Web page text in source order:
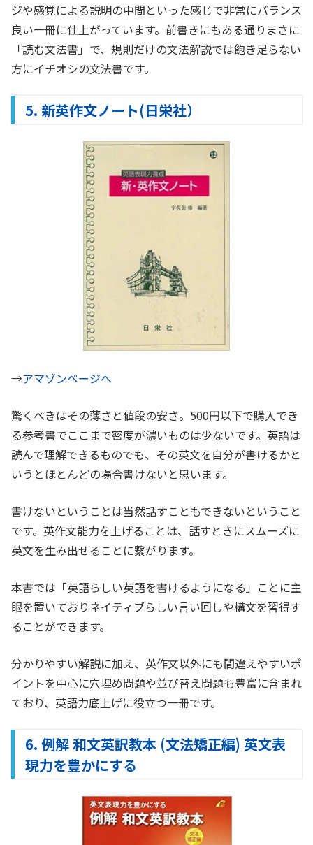
ジや感覚による説明の中間といった感じで非常にバランス
良い一冊に仕上がっています。前書きにもある通りまさに
「読む文法書」で、規則だけの文法解説では飽き足らない
方にイチオシの文法書です。
5. 新英作文ノート(日栄社）
→アマゾンページへ
驚くべきはその薄さと値段の安さ。500円以下で購入でき
る参考書でここまで密度が濃いものは少ないです。英語は
読んで理解できるものでも、その英文を自分が書けるかと
いうとほとんどの場合書けないと思います。
書けないということは当然話すこともできないということ
です。英作文能力を上げることは、話すときにスムーズに
英文を生み出せることに繋がります。
本書では「英語らしい英語を書けるようになる」ことに主
眼を置いておりネイティブらしい言い回しや構文を習得す
ることができます。
分かりやすい解説に加え、英作文以外にも間違えやすいポ
イントを中心に穴埋め問題や並び替え問題も豊富に含まれ
ており、英語力底上げに役立つ一冊です。
6. 例解 和文英訳教本 (文法矯正編) 英文表
現力を豊かにする